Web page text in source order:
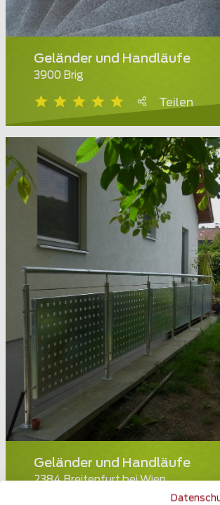
Geländer und Handläufe
3900 Brig
Teilen
Geländer und Handläufe
2384 Breitenfurt bei Wien